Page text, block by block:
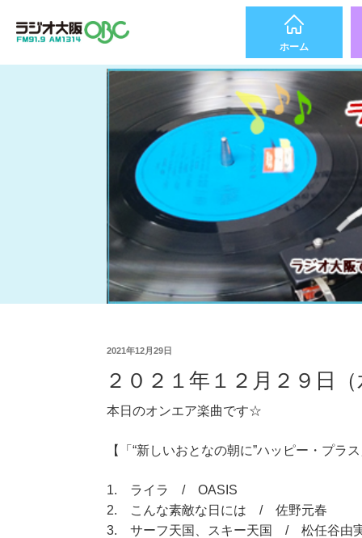
ホーム
2021年12月29日
２０２１年１２月２９日
本日のオンエア楽曲です☆
【「“新しいおとなの朝に”ハッピー・プラ
1. ライラ / OASIS
2. こんな素敵な日には / 佐野元春
3. サーフ天国、スキー天国 / 松任谷由